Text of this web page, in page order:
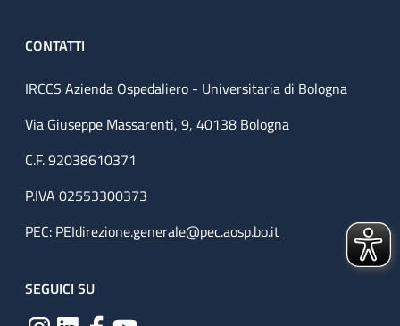
CONTATTI
IRCCS Azienda Ospedaliero - Universitaria di Bologna
Via Giuseppe Massarenti, 9, 40138 Bologna
C.F. 92038610371
P.IVA 02553300373
PEC: PEIdirezione.generale@pec.aosp.bo.it
SEGUICI SU